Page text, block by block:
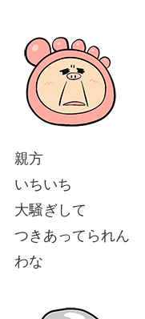
親方
いちいち
大騒ぎして
つきあってられん
わな